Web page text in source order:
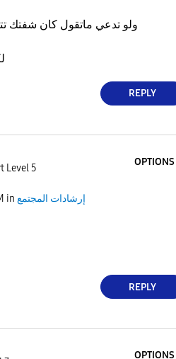
ولو تدعي ماتقول كان شفتك
REPLY
Level 5
OPTIONS
in إرشادات المجتمع
REPLY
OPTIONS